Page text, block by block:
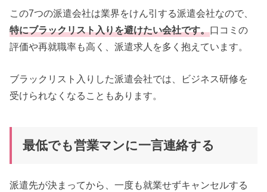
この7つの派遣会社は業界をけん引する派遣会社なので、
特にブラックリスト入りを避けたい会社です。口コミの
評価や再就職率も高く、派遣求人を多く抱えています。
ブラックリスト入りした派遣会社では、ビジネス研修を
受けられなくなることもあります。
最低でも営業マンに一言連絡する
派遣先が決まってから、一度も就業せずキャンセルする